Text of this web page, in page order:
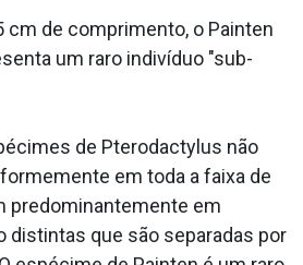
cm de comprimento, o Painten
um raro indivíduo "sub-
de Pterodactylus não
em toda a faixa de
predominantemente em
distintas que são separadas por